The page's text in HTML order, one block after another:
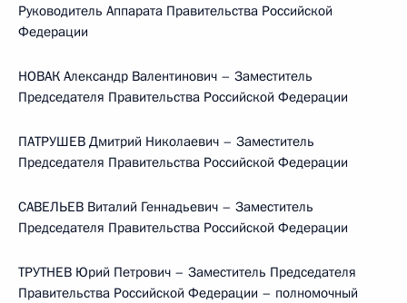
Руководитель Аппарата Правительства Российской
Федерации
НОВАК Александр Валентинович – Заместитель
Председателя Правительства Российской Федерации
ПАТРУШЕВ Дмитрий Николаевич – Заместитель
Председателя Правительства Российской Федерации
САВЕЛЬЕВ Виталий Геннадьевич – Заместитель
Председателя Правительства Российской Федерации
ТРУТНЕВ Юрий Петрович – Заместитель Председателя
Правительства Российской Федерации – полномочный